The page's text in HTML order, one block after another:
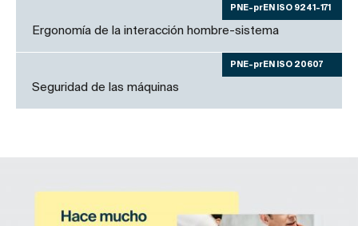
PNE-prEN ISO 9241-171
Ergonomía de la interacción hombre-sistema
PNE-prEN ISO 20607
Seguridad de las máquinas